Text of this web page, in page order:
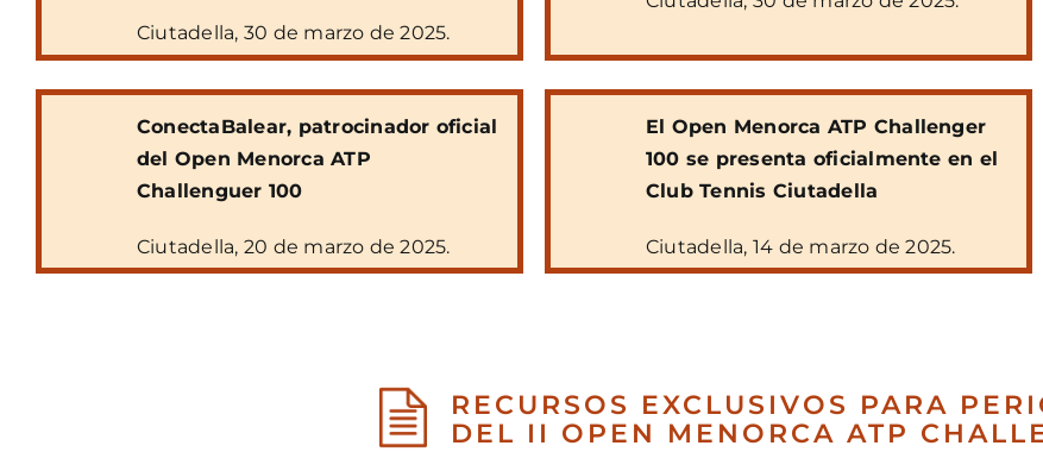
Ciutadella, 30 de marzo de 2025.
ConectaBalear, patrocinador oficial
del Open Menorca ATP
Challenguer 100
Ciutadella, 20 de marzo de 2025.
El Open Menorca ATP Challenger
100 se presenta oficialmente en el
Club Tennis Ciutadella
Ciutadella, 14 de marzo de 2025.
RECURSOS EXCLUSIVOS PARA
DEL II OPEN MENORCA ATP